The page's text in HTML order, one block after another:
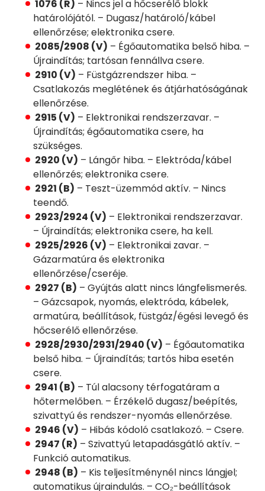
1076 (R) – Nincs jel a hőcserélő blokk
határolójától. – Dugasz/határoló/kábel
ellenőrzése; elektronika csere.
2085/2908 (V) – Égőautomatika belső hiba. –
Újraindítás; tartósan fennállva csere.
2910 (V) – Füstgázrendszer hiba. –
Csatlakozás meglétének és átjárhatóságának
ellenőrzése.
2915 (V) – Elektronikai rendszerzavar. –
Újraindítás; égőautomatika csere, ha
szükséges.
2920 (V) – Lángőr hiba. – Elektróda/kábel
ellenőrzés; elektronika csere.
2921 (B) – Teszt-üzemmód aktív. – Nincs
teendő.
2923/2924 (V) – Elektronikai rendszerzavar.
– Újraindítás; elektronika csere, ha kell.
2925/2926 (V) – Elektronikai zavar. –
Gázarmatúra és elektronika
ellenőrzése/cseréje.
2927 (B) – Gyújtás alatt nincs lángfelismerés.
– Gázcsapok, nyomás, elektróda, kábelek,
armatúra, beállítások, füstgáz/égési levegő és
hőcserélő ellenőrzése.
2928/2930/2931/2940 (V) – Égőautomatika
belső hiba. – Újraindítás; tartós hiba esetén
csere.
2941 (B) – Túl alacsony térfogatáram a
hőtermelőben. – Érzékelő dugasz/beépítés,
szivattyú és rendszer-nyomás ellenőrzése.
2946 (V) – Hibás kódoló csatlakozó. – Csere.
2947 (R) – Szivattyú letapadásgátló aktív. –
Funkció automatikus.
2948 (B) – Kis teljesítménynél nincs lángjel;
automatikus újraindulás. – CO₂-beállítások